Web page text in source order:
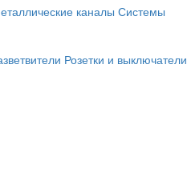
каналы Системы
Розетки и выключатели